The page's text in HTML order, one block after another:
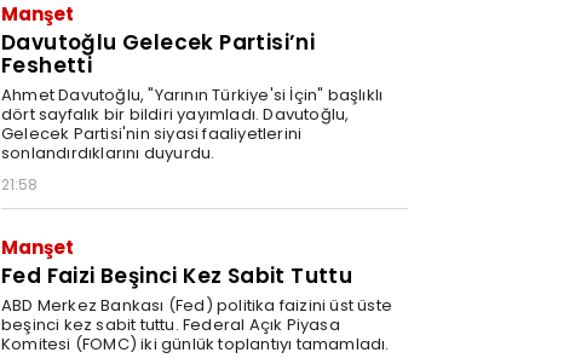
Manşet
Davutoğlu Gelecek Partisi’ni
Feshetti
Ahmet Davutoğlu, "Yarının Türkiye'si İçin" başlıklı
dört sayfalık bir bildiri yayımladı. Davutoğlu,
Gelecek Partisi'nin siyasi faaliyetlerini
sonlandırdıklarını duyurdu.
21:58
Manşet
Fed Faizi Beşinci Kez Sabit Tuttu
ABD Merkez Bankası (Fed) politika faizini üst üste
beşinci kez sabit tuttu. Federal Açık Piyasa
Komitesi (FOMC) iki günlük toplantıyı tamamladı.